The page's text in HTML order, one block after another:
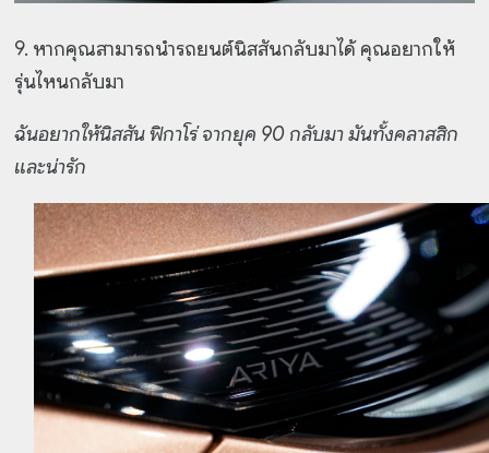
9. หากคุณสามารถนำรถยนต์นิสสันกลับมาได้ คุณอยากให้
รุ่นไหนกลับมา
ฉันอยากให้นิสสัน ฟิกาโร่ จากยุค 90 กลับมา มันทั้งคลาสสิก
และน่ารัก